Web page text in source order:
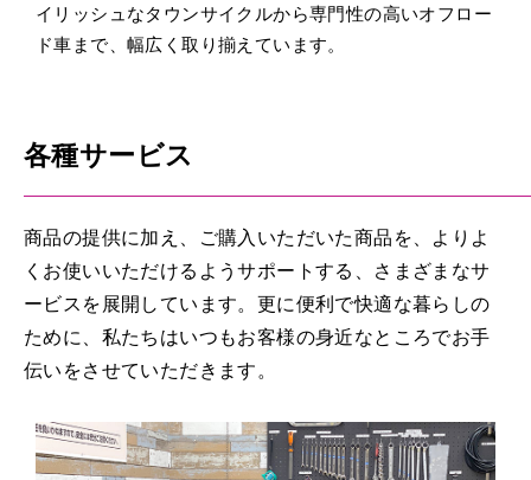
イリッシュなタウンサイクルから専門性の高いオフロー
ド車まで、幅広く取り揃えています。
各種サービス
商品の提供に加え、ご購入いただいた商品を、よりよ
くお使いいただけるようサポートする、さまざまなサ
ービスを展開しています。更に便利で快適な暮らしの
ために、私たちはいつもお客様の身近なところでお手
伝いをさせていただきます。